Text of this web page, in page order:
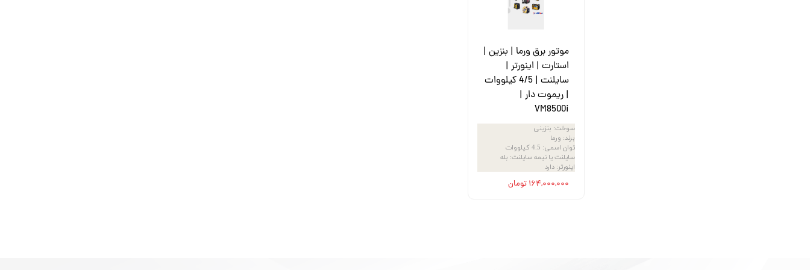
موتور برق ورما | بنزین |
استارت | اینورتر |
سایلنت | 4/5 کیلووات
| ریموت دار |
VM8500i
سوخت: بنزینی
برند: ورما
توان اسمی: 4.5 کیلووات
سایلنت یا نیمه سایلنت: بله
اینورتر: دارد
۱۶۴,۰۰۰,۰۰۰ تومان